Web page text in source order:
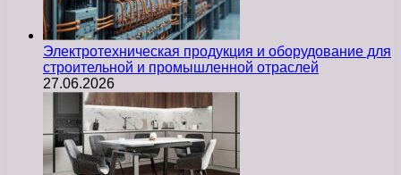
Электротехническая продукция и оборудование для
строительной и промышленной отраслей
27.06.2026